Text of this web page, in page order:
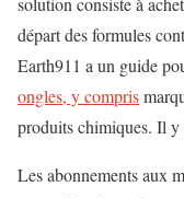
départ des formules
Earth911 a un guide
ongles, y compris
produits chimiques. Il y
Les abonnements aux